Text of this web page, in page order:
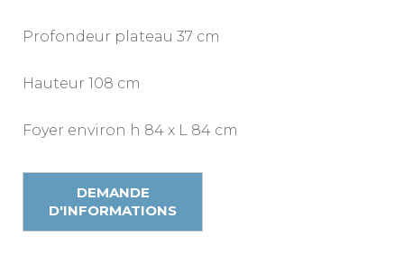
Profondeur plateau 37 cm
Hauteur 108 cm
Foyer environ h 84 x L 84 cm